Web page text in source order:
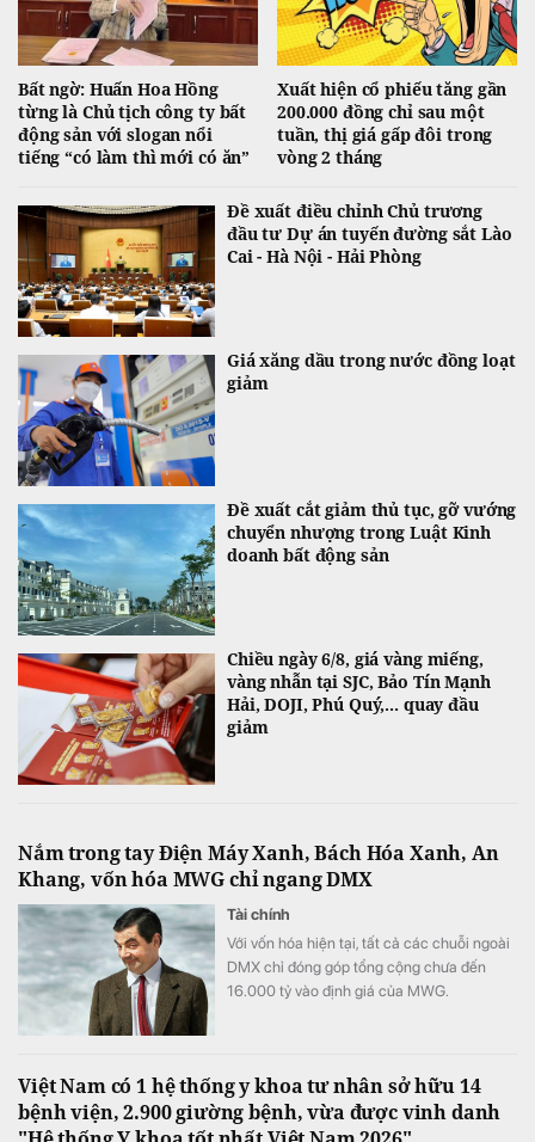
Bất ngờ: Huấn Hoa Hồng
từng là Chủ tịch công ty bất
động sản với slogan nổi
tiếng “có làm thì mới có ăn”
Xuất hiện cổ phiếu tăng gần
200.000 đồng chỉ sau một
tuần, thị giá gấp đôi trong
vòng 2 tháng
Đề xuất điều chỉnh Chủ trương
đầu tư Dự án tuyến đường sắt Lào
Cai - Hà Nội - Hải Phòng
Giá xăng dầu trong nước đồng loạt
giảm
Đề xuất cắt giảm thủ tục, gỡ vướng
chuyển nhượng trong Luật Kinh
doanh bất động sản
Chiều ngày 6/8, giá vàng miếng,
vàng nhẫn tại SJC, Bảo Tín Mạnh
Hải, DOJI, Phú Quý,... quay đầu
giảm
Nắm trong tay Điện Máy Xanh, Bách Hóa Xanh, An
Khang, vốn hóa MWG chỉ ngang DMX
Tài chính
Với vốn hóa hiện tại, tất cả các chuỗi ngoài
DMX chỉ đóng góp tổng cộng chưa đến
16.000 tỷ vào định giá của MWG.
Việt Nam có 1 hệ thống y khoa tư nhân sở hữu 14
bệnh viện, 2.900 giường bệnh, vừa được vinh danh